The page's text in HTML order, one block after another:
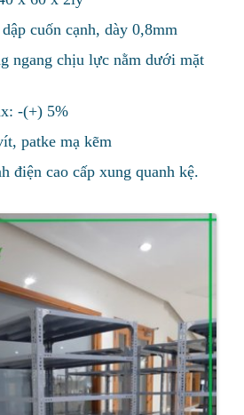
cuốn cạnh, dày 0,8mm
ngang chịu lực nằm dưới mặt
-(+) 5%
patke mạ kẽm
điện cao cấp xung quanh kệ.